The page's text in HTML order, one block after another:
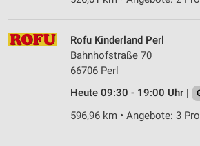
Rofu Kinderland Perl
Bahnhofstraße 70
66706 Perl
Heute 09:30 - 19:00 Uhr |
596,96 km • Angebote: 3
IAB-Verarbeitungszwecke:
Speichern von oder Zugriff auf
auf einem Endgerät
Werbeanzeigen